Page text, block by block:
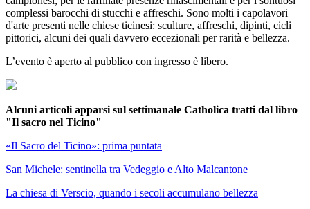
complessi barocchi di stucchi e affreschi. Sono molti i capolavori
d'arte presenti nelle chiese ticinesi: sculture, affreschi, dipinti, cicli
pittorici, alcuni dei quali davvero eccezionali per rarità e bellezza.
L’evento è aperto al pubblico con ingresso è libero.
Alcuni articoli apparsi sul settimanale Catholica tratti dal libro
"Il sacro nel Ticino"
«Il Sacro del Ticino»: prima puntata
San Michele: sentinella tra Vedeggio e Alto Malcantone
La chiesa di Verscio, quando i secoli accumulano bellezza